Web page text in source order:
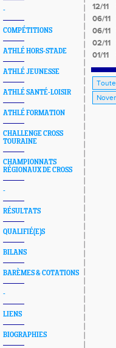
-
COMPÉTITIONS
ATHLÉ HORS-STADE
ATHLÉ JEUNESSE
ATHLÉ SANTÉ-LOISIR
ATHLÉ FORMATION
CHALLENGE CROSS
TOURAINE
CHAMPIONNATS
RÉGIONAUX DE CROSS
-
RÉSULTATS
QUALIFIÉ(E)S
BILANS
BARÈMES & COTATIONS
-
LIENS
BIOGRAPHIES
12/11
06/11
06/11
02/11
01/11